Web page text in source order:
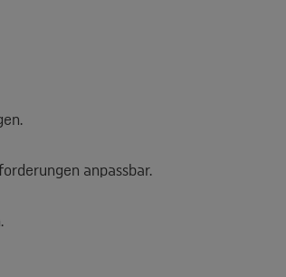
anpassbar.